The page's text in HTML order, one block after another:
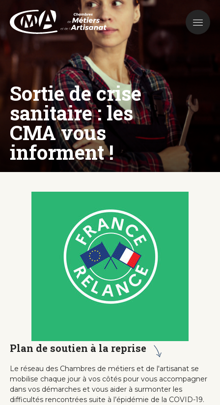
contenu
principal
Sortie de crise
sanitaire : les
CMA vous
informent !
Plan de soutien à la reprise
Le réseau des Chambres de métiers et de l'artisanat se
mobilise chaque jour à vos côtés pour vous accompagner
dans vos démarches et vous aider à surmonter les
difficultés rencontrées suite à l’épidémie de la COVID-19.